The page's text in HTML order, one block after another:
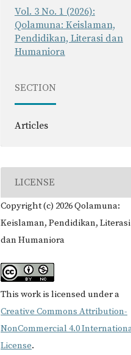
Vol. 3 No. 1 (2026):
Qolamuna: Keislaman,
Pendidikan, Literasi dan
Humaniora
SECTION
Articles
LICENSE
Copyright (c) 2026 Qolamuna:
Keislaman, Pendidikan, Literasi
dan Humaniora
This work is licensed under a
Creative Commons Attribution-
NonCommercial 4.0
License.